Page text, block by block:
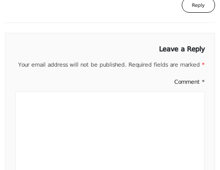
Reply
Leave a Reply
Your email address will not be published. Required fields are marked *
Comment *